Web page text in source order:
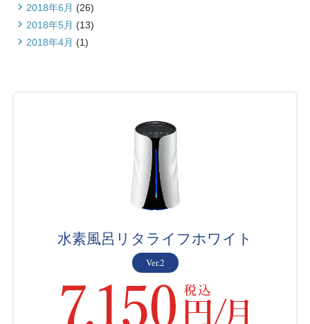
2018年6月 (26)
2018年5月 (13)
2018年4月 (1)
水素風呂リタライフホワイト
Ver.2